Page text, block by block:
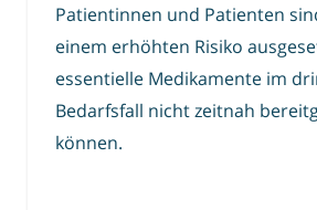
Patientinnen und Patienten
einem erhöhten Risiko
essentielle Medikamente im
Bedarfsfall nicht zeitnah
können.